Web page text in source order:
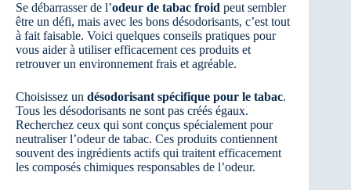
Se débarrasser de l’odeur de tabac froid peut sembler
être un défi, mais avec les bons désodorisants, c’est tout
à fait faisable. Voici quelques conseils pratiques pour
vous aider à utiliser efficacement ces produits et
retrouver un environnement frais et agréable.
Choisissez un désodorisant spécifique pour le tabac.
Tous les désodorisants ne sont pas créés égaux.
Recherchez ceux qui sont conçus spécialement pour
neutraliser l’odeur de tabac. Ces produits contiennent
souvent des ingrédients actifs qui traitent efficacement
les composés chimiques responsables de l’odeur.